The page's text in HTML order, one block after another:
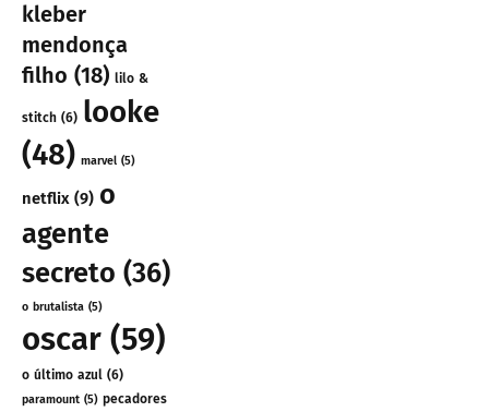
kleber
mendonça
filho (18) lilo &
stitch (6) looke
(48) marvel (5)
netflix(9) o
agente
secreto (36)
o brutalista (5)
oscar (59)
o último azul (6)
paramount (5) pecadores